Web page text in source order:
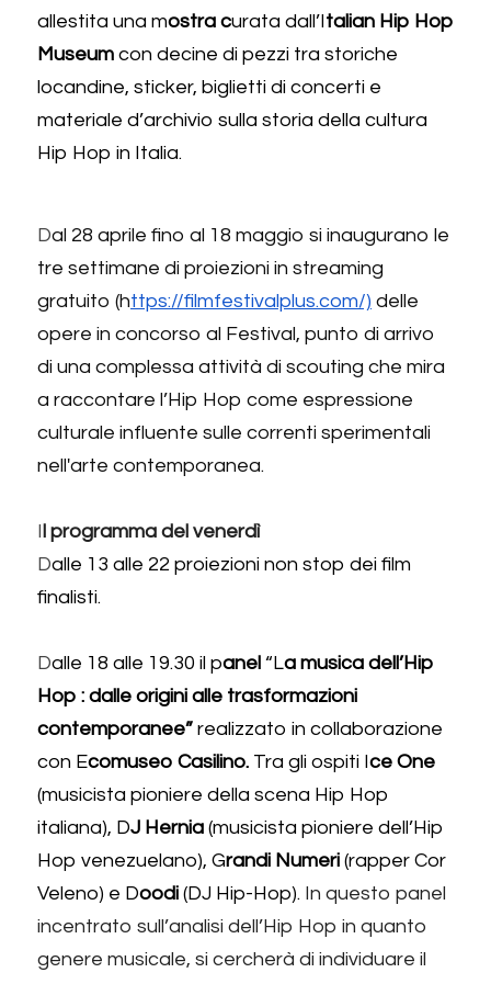
allestita una mostra curata dall’Italian Hip Hop
Museum con decine di pezzi tra storiche
locandine, sticker, biglietti di concerti e
materiale d’archivio sulla storia della cultura
Hip Hop in Italia.
Dal 28 aprile fino al 18 maggio si inaugurano le
tre settimane di proiezioni in streaming
gratuito (https://filmfestivalplus.com/) delle
opere in concorso al Festival, punto di arrivo
di una complessa attività di scouting che mira
a raccontare l’Hip Hop come espressione
culturale influente sulle correnti sperimentali
nell'arte contemporanea.
Il programma del venerdì
Dalle 13 alle 22 proiezioni non stop dei film
finalisti.
Dalle 18 alle 19.30 il panel “La musica dell’Hip
Hop : dalle origini alle trasformazioni
contemporanee” realizzato in collaborazione
con Ecomuseo Casilino. Tra gli ospiti I
(musicista pioniere della scena Hip Hop
italiana), DJ Hernia (musicista pioniere dell’Hip
Hop venezuelano), Grandi Numeri (rapper Cor
Veleno) e Doodi (DJ Hip-Hop). In questo panel
incentrato sull’analisi dell’Hip Hop in quanto
genere musicale, si cercherà di individuare il